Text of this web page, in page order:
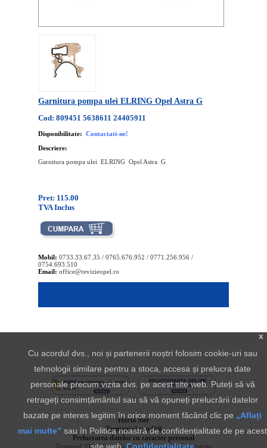
Garnitura pompa ulei ELRING Opel Astra G
Cod: 809451 5638611 24405911
Disponibilitate: Contactati-ne!
Descriere:
Garnitura pompa ulei ELRING Opel Astra G
Pret: 115.00
TVA Inclus
Mobil: 0733.33.67.35 / 0765.676.952 / 0771.256.956 /
0754.693.510
Email: office@revizieopel.ro
Harta Site
Termeni si conditii
Prelucrarea datelor cu caracter personal
Termenul "OPEL" si sigla aferenta sunt marci inregistrate
x
Cu acordul dvs., noi și partenerii noștri folosim cookie-uri sau
tehnologii similare pentru a stoca, accesa și prelucra date
personale precum vizita dvs. pe acest site web. Puteți să vă
retrageți consimțământul sau să vă opuneți prelucrării datelor
bazate pe interes legitim în orice moment făcând clic pe „Aflați
mai multe” sau în Politica noastră de confidențialitate de pe acest